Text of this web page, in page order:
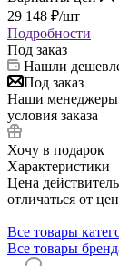
29 148 ₽/шт
Подробности
Под заказ
Нашли
Под заказ
Наши менеджеры
условия заказа
Хочу в подарок
Характеристики
Цена
отличаться от
Все товары
Все товары